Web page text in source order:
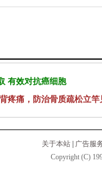
有效对抗癌细胞
疼痛，防治骨质疏松立竿
关于本站
广告服
Copyright (C)